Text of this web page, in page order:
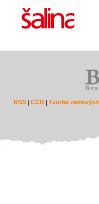
RSS |CCB |Tvorba